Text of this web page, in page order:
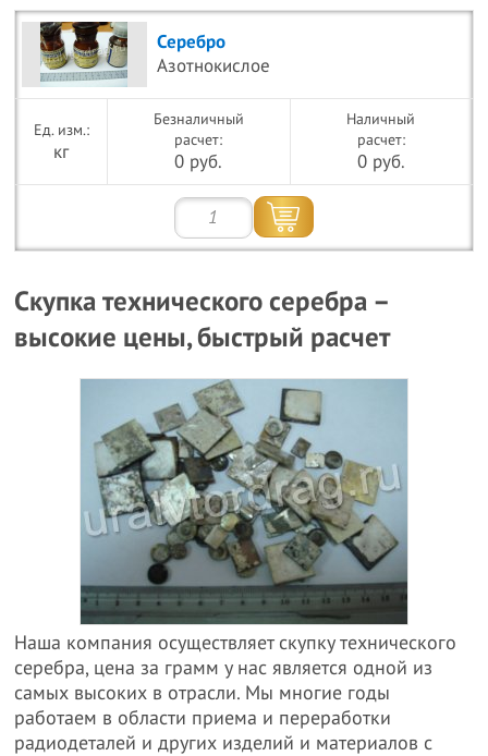
Серебро
Азотнокислое
кг
Безналичный
расчет:
0 руб.
Наличный
расчет:
0 руб.
Скупка технического серебра –
высокие цены, быстрый расчет
Наша компания осуществляет скупку технического
серебра, цена за грамм у нас является одной из
самых высоких в отрасли. Мы многие годы
работаем в области приема и переработки
радиодеталей и других изделий и материалов с